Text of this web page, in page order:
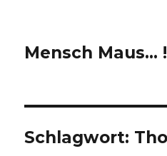
Mensch Maus… !
Schlagwort: